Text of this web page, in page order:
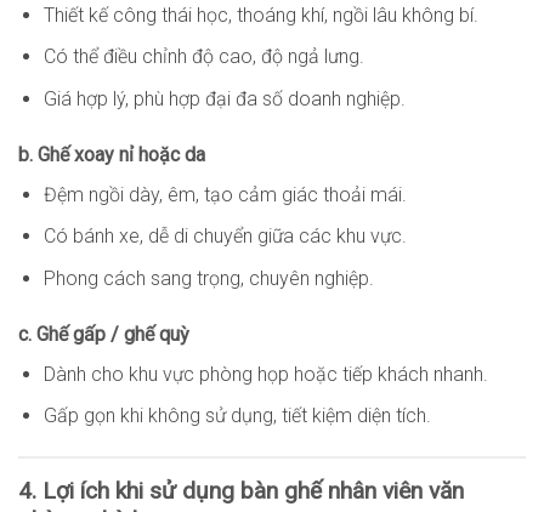
Thiết kế công thái học, thoáng khí, ngồi lâu không bí.
Có thể điều chỉnh độ cao, độ ngả lưng.
Giá hợp lý, phù hợp đại đa số doanh nghiệp.
b. Ghế xoay nỉ hoặc da
Đệm ngồi dày, êm, tạo cảm giác thoải mái.
Có bánh xe, dễ di chuyển giữa các khu vực.
Phong cách sang trọng, chuyên nghiệp.
c. Ghế gấp / ghế quỳ
Dành cho khu vực phòng họp hoặc tiếp khách nhanh.
Gấp gọn khi không sử dụng, tiết kiệm diện tích.
4. Lợi ích khi sử dụng bàn ghế nhân viên văn